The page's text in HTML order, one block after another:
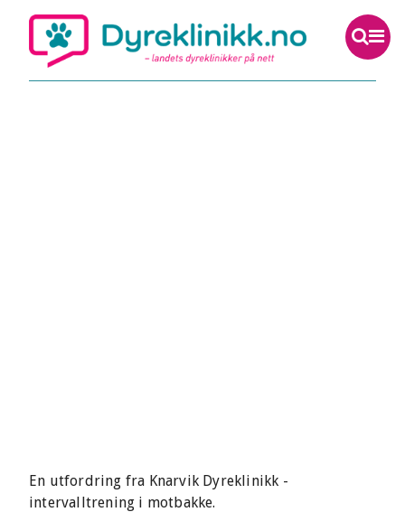
En utfordring fra Knarvik Dyreklinikk -
intervalltrening i motbakke.